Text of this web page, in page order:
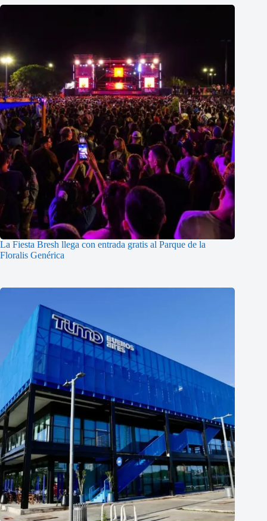
La Fiesta Bresh llega con entrada gratis al Parque de la
Floralis Genérica